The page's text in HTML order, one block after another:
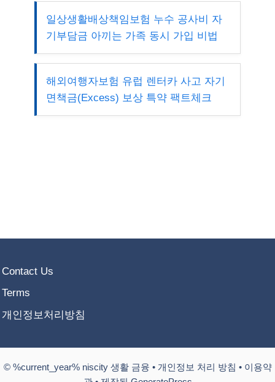
일상생활배상책임보험 누수 공사비 자
기부담금 아끼는 가족 동시 가입 비법
해외여행자보험 유럽 렌터카 사고 자기
면책금(Excess) 보상 특약 팩트체크
Contact Us
Terms
개인정보처리방침
© %current_year% niscity 생활 금융 • 개인정보 처리 방침 • 이용약